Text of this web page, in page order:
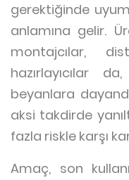
gerektiğinde
anlamına gelir.
montajcılar,
hazırlayıcılar
beyanlara
aksi takdirde
fazla riskle karşı
Amaç, son